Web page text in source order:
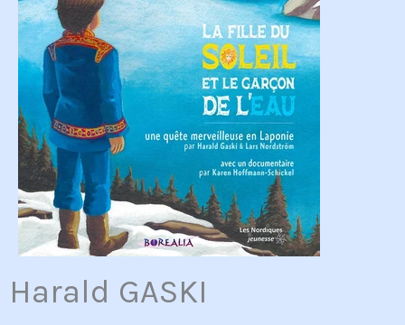
Harald GASKI